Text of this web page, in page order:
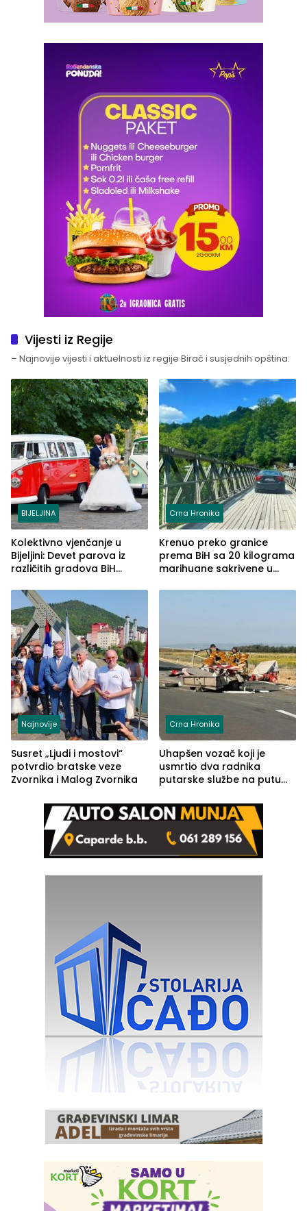
Vijesti iz Regije
– Najnovije vijesti i aktuelnosti iz regije Birač i susjednih opština.
BIJELJINA
Kolektivno vjenčanje u
Bijeljini: Devet parova iz
različitih gradova BiH
Crna Hronika
Krenuo preko granice
prema BiH sa 20 kilograma
marihuane sakrivene u
Najnovije
Susret „Ljudi i mostovi“
potvrdio bratske veze
Zvornika i Malog Zvornika
Crna Hronika
Uhapšen vozač koji je
usmrtio dva radnika
putarske službe na putu
(FOTO)